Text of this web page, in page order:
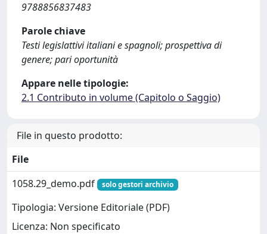
9788856837483
Parole chiave
Testi legislattivi italiani e spagnoli; prospettiva di
genere; pari oportunità
Appare nelle tipologie:
2.1 Contributo in volume (Capitolo o Saggio)
File in questo prodotto:
File
1058.29_demo.pdf
solo gestori archivio
Tipologia: Versione Editoriale (PDF)
Licenza: Non specificato